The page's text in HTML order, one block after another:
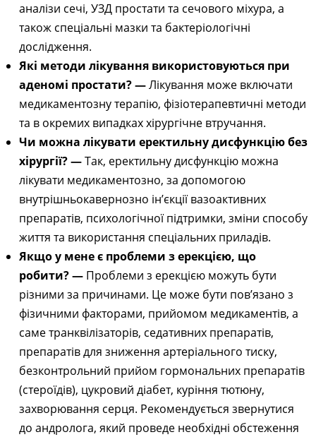
аналізи сечі, УЗД простати та сечового міхура, а
також спеціальні мазки та бактеріологічні
дослідження.
Які методи лікування використовуються при
аденомі простати? —Лікування може включати
медикаментозну терапію, фізіотерапевтичні методи
та в окремих випадках хірургічне втручання.
Чи можна лікувати еректильну дисфункцію без
хірургії? —Так, еректильну дисфункцію можна
лікувати медикаментозно, за допомогою
внутрішньокавернозно ін’єкції вазоактивних
препаратів, психологічної підтримки, зміни способу
життя та використання спеціальних приладів.
Якщо у мене є проблеми з ерекцією, що
робити? — Проблеми з ерекцією можуть бути
різними за причинами. Це може бути пов’язано з
фізичними факторами, прийомом медикаментів, а
саме транквілізаторів, седативних препаратів,
препаратів для зниження артеріального тиску,
безконтрольний прийом гормональних препаратів
(стероїдів), цукровий діабет, куріння тютюну,
захворювання серця. Рекомендується звернутися
до андролога, який проведе необхідні обстеження